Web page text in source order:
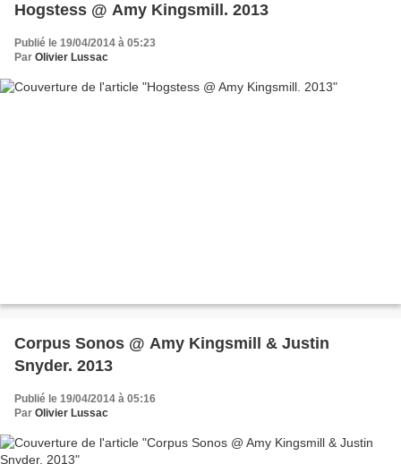
Hogstess @ Amy Kingsmill. 2013
Publié le 19/04/2014 à 05:23
Par Olivier Lussac
Corpus Sonos @ Amy Kingsmill & Justin
Snyder. 2013
Publié le 19/04/2014 à 05:16
Par Olivier Lussac